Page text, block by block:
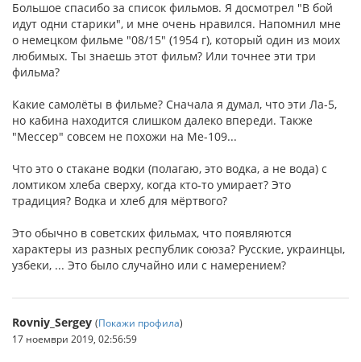
Большое спасибо за список фильмов. Я досмотрел "В бой
идут одни старики", и мне очень нравился. Напомнил мне
о немецком фильме "08/15" (1954 г), который один из моих
любимых. Ты знаешь этот фильм? Или точнее эти три
фильма?
Какие самолёты в фильме? Сначала я думал, что эти Ла-5,
но кабина находится слишком далеко впереди. Также
"Мессер" совсем не похожи на Me-109...
Что это о стакане водки (полагаю, это водка, а не вода) с
ломтиком хлеба сверху, когда кто-то умирает? Это
традиция? Водка и хлеб для мёртвого?
Это обычно в советских фильмах, что появляются
характеры из разных республик союза? Русские, украинцы,
узбеки, ... Это было случайно или с намерением?
Rovniy_Sergey (Покажи профила)
17 ноември 2019, 02:56:59